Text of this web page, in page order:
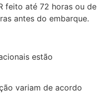
feito até 72 horas ou de
antes do embarque.
estão
variam de acordo